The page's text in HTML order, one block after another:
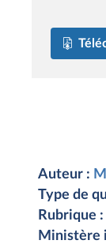
Auteur :
Type de
Rubrique :
Ministère